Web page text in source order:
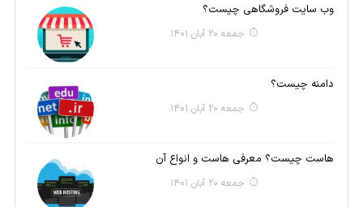
وب سایت فروشگاهی چیست؟
جمعه 20 آبان 1401
دامنه چیست؟
جمعه 20 آبان 1401
هاست چیست؟ معرفی هاست و انواع آن
جمعه 20 آبان 1401